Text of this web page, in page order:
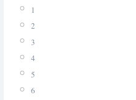
1
2
3
4
5
6